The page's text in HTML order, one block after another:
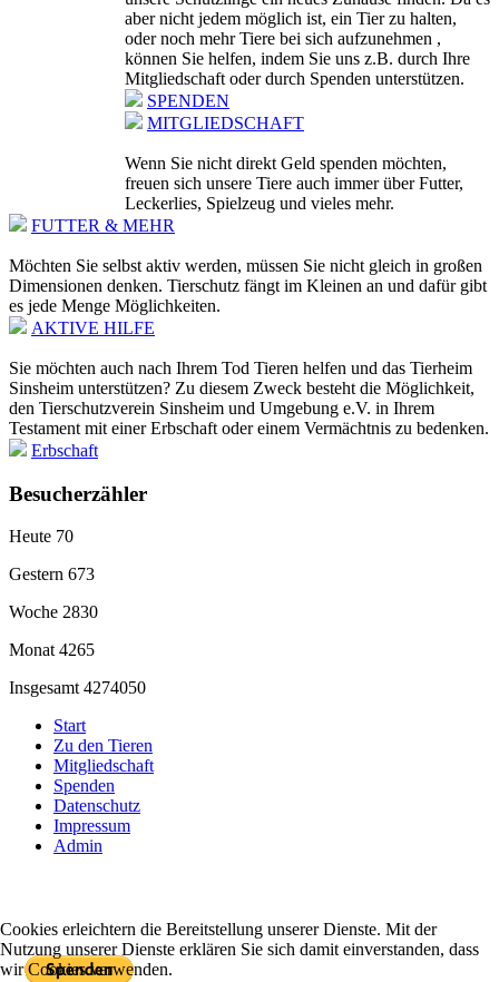
aber nicht jedem möglich ist, ein Tier zu halten,
oder noch mehr Tiere bei sich aufzunehmen ,
können Sie helfen, indem Sie uns z.B. durch Ihre
Mitgliedschaft oder durch Spenden unterstützen.
SPENDEN
MITGLIEDSCHAFT
Wenn Sie nicht direkt Geld spenden möchten,
freuen sich unsere Tiere auch immer über Futter,
Leckerlies, Spielzeug und vieles mehr.
FUTTER & MEHR
Möchten Sie selbst aktiv werden, müssen Sie nicht gleich in großen
Dimensionen denken. Tierschutz fängt im Kleinen an und dafür gibt
es jede Menge Möglichkeiten.
AKTIVE HILFE
Sie möchten auch nach Ihrem Tod Tieren helfen und das Tierheim
Sinsheim unterstützen? Zu diesem Zweck besteht die Möglichkeit,
den Tierschutzverein Sinsheim und Umgebung e.V. in Ihrem
Testament mit einer Erbschaft oder einem Vermächtnis zu bedenken.
Erbschaft
Besucherzähler
Heute 70
Gestern 673
Woche 2830
Monat4265
Insgesamt4274050
Start
Zu den Tieren
Mitgliedschaft
Spenden
Datenschutz
Impressum
Admin
Mit PayPal spenden
Cookies erleichtern die Bereitstellung unserer Dienste. Mit der
Nutzung unserer Dienste erklären Sie sich damit einverstanden, dass
wir Cookies verwenden.